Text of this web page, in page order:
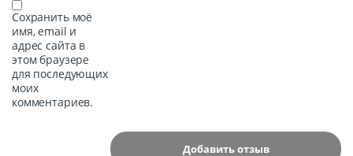
Сохранить моё
имя, email и
адрес сайта в
этом браузере
для последующих
моих
комментариев.